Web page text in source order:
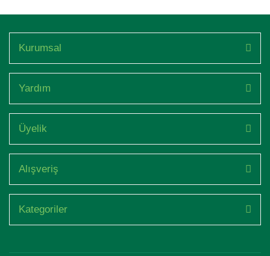
Kurumsal
Yardım
Üyelik
Alışveriş
Kategoriler